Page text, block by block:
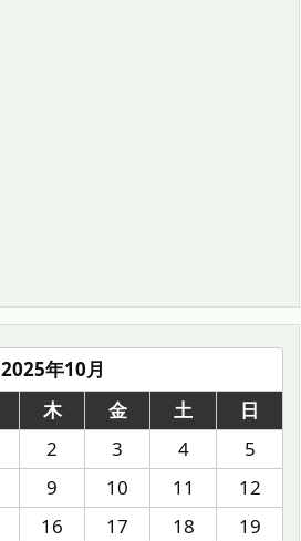
2025年10月
木 金 土
日
2 3 4
5
9 10 11
12
16 17 18
19